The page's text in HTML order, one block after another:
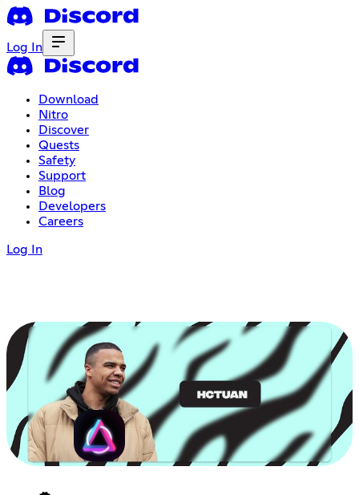
Log In
Download
Nitro
Discover
Quests
Safety
Support
Blog
Developers
Careers
Log In